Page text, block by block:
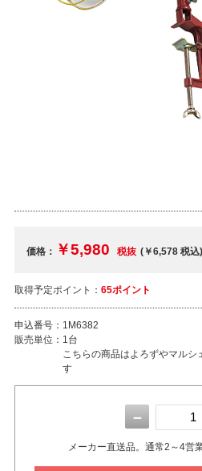
価格： ￥5,980 税抜 (￥6,578税込)
取得予定ポイント： 65ポイント
申込番号： 1M6382
販売単位： 1台
こちらの商品はよろずやマルシ
す
－
メーカー直送品。通常2～4営